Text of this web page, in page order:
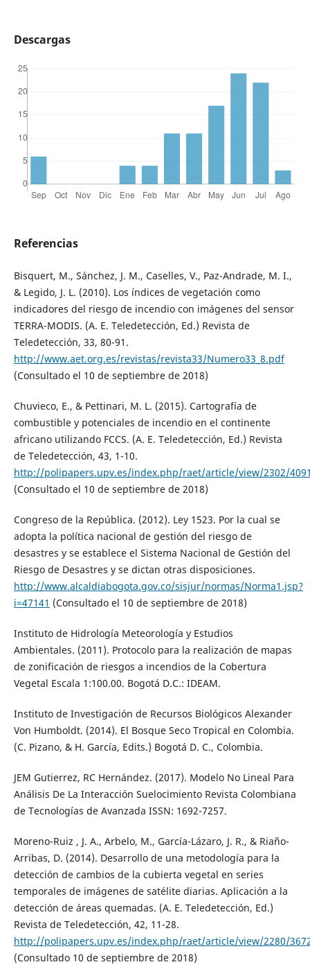
Descargas
Referencias
Bisquert, M., Sánchez, J. M., Caselles, V., Paz-Andrade, M. I.,
& Legido, J. L. (2010). Los índices de vegetación como
indicadores del riesgo de incendio con imágenes del sensor
TERRA-MODIS. (A. E. Teledetección, Ed.) Revista de
Teledetección, 33, 80-91.
http://www.aet.org.es/revistas/revista33/Numero33_8.pdf
(Consultado el 10 de septiembre de 2018)
Chuvieco, E., & Pettinari, M. L. (2015). Cartografía de
combustible y potenciales de incendio en el continente
africano utilizando FCCS. (A. E. Teledetección, Ed.) Revista
de Teledetección, 43, 1-10.
http://polipapers.upv.es/index.php/raet/article/view/2302/
(Consultado el 10 de septiembre de 2018)
Congreso de la República. (2012). Ley 1523. Por la cual se
adopta la política nacional de gestión del riesgo de
desastres y se establece el Sistema Nacional de Gestión del
Riesgo de Desastres y se dictan otras disposiciones.
http://www.alcaldiabogota.gov.co/sisjur/normas/Norma1.jsp?
i=47141 (Consultado el 10 de septiembre de 2018)
Instituto de Hidrología Meteorología y Estudios
Ambientales. (2011). Protocolo para la realización de mapas
de zonificación de riesgos a incendios de la Cobertura
Vegetal Escala 1:100.00. Bogotá D.C.: IDEAM.
Instituto de Investigación de Recursos Biológicos Alexander
Von Humboldt. (2014). El Bosque Seco Tropical en Colombia.
(C. Pizano, & H. García, Edits.) Bogotá D. C., Colombia.
JEM Gutierrez, RC Hernández. (2017). Modelo No Lineal Para
Análisis De La Interacción Suelocimiento Revista Colombiana
de Tecnologías de Avanzada ISSN: 1692-7257.
Moreno-Ruiz , J. A., Arbelo, M., García-Lázaro, J. R., & Riaño-
Arribas, D. (2014). Desarrollo de una metodología para la
detección de cambios de la cubierta vegetal en series
temporales de imágenes de satélite diarias. Aplicación a la
detección de áreas quemadas. (A. E. Teledetección, Ed.)
Revista de Teledetección, 42, 11-28.
http://polipapers.upv.es/index.php/raet/article/view/2280/
(Consultado 10 de septiembre de 2018)